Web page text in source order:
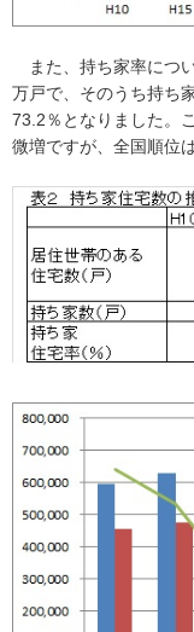
また、持ち家率につ
万戸で、そのうち持ち
73.2％となりました。
微増ですが、全国順位